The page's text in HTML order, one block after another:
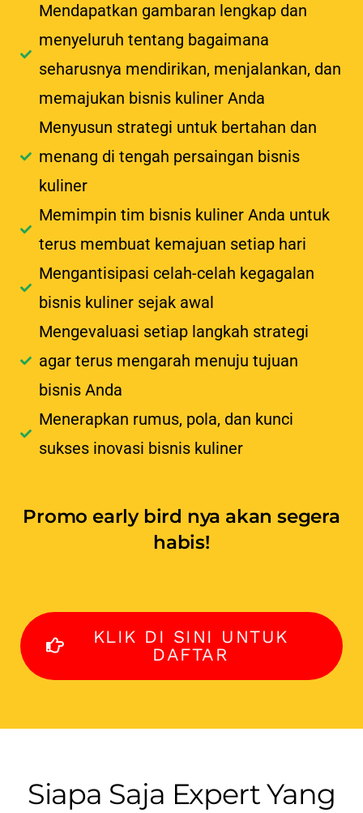
Mendapatkan gambaran lengkap dan
menyeluruh tentang bagaimana
seharusnya mendirikan, menjalankan, dan
memajukan bisnis kuliner Anda
Menyusun strategi untuk bertahan dan
menang di tengah persaingan bisnis
kuliner
Memimpin tim bisnis kuliner Anda untuk
terus membuat kemajuan setiap hari
Mengantisipasi celah-celah kegagalan
bisnis kuliner sejak awal
Mengevaluasi setiap langkah strategi
agar terus mengarah menuju tujuan
bisnis Anda
Menerapkan rumus, pola, dan kunci
sukses inovasi bisnis kuliner
Promo early bird nya akan segera
habis!
KLIK DI SINI UNTUK
DAFTAR
Siapa Saja Expert Yang